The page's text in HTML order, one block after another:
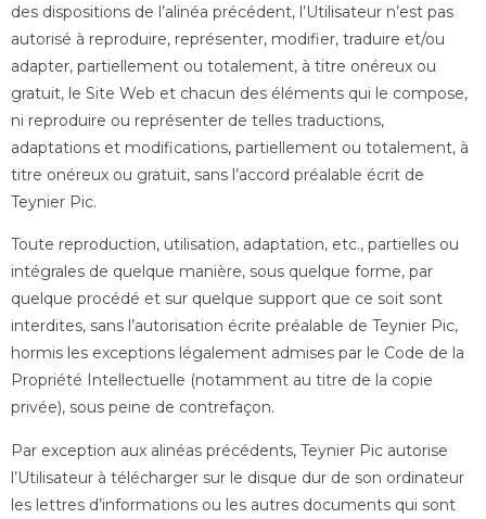
des dispositions de l’alinéa précédent, l’Utilisateur n’est pas
autorisé à reproduire, représenter, modifier, traduire et/ou
adapter, partiellement ou totalement, à titre onéreux ou
gratuit, le Site Web et chacun des éléments qui le compose,
ni reproduire ou représenter de telles traductions,
adaptations et modifications, partiellement ou totalement, à
titre onéreux ou gratuit, sans l’accord préalable écrit de
Teynier Pic.
Toute reproduction, utilisation, adaptation, etc., partielles ou
intégrales de quelque manière, sous quelque forme, par
quelque procédé et sur quelque support que ce soit sont
interdites, sans l’autorisation écrite préalable de Teynier Pic,
hormis les exceptions légalement admises par le Code de la
Propriété Intellectuelle (notamment au titre de la copie
privée), sous peine de contrefaçon.
Par exception aux alinéas précédents, Teynier Pic autorise
l’Utilisateur à télécharger sur le disque dur de son ordinateur
les lettres d’informations ou les autres documents qui sont